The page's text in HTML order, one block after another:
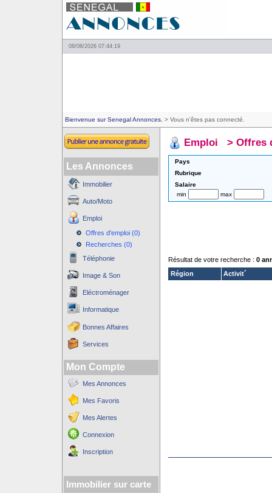
08/08/2026 07:44:19
Bienvenue sur Senegal Annonces. > Vous n'êtes pas connecté.
Les Annonces
Immobilier
Auto/Moto
Emploi
Offres d'emploi (0)
Recherches (0)
Téléphonie
Image & Son
Eléctroménager
Informatique
Bonnes Affaires
Services
Mon Compte
Mes Annonces
Mes Favoris
Mes Alertes
Connexion
Inscription
Immobilier sur carte
Emploi > Offres
Pays
Rubrique
Salaire
min
max
Résultat de votre recherche : 0
Région
Activit´